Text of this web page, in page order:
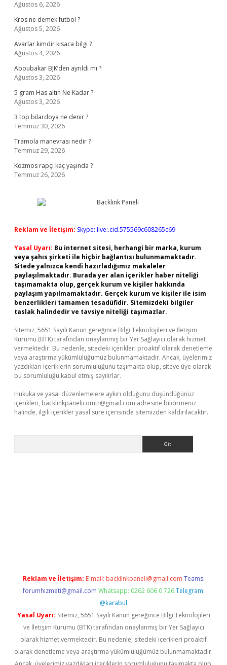
Ağustos 6, 2026
Kros ne demek futbol ?
Ağustos 5, 2026
Avarlar kimdir kısaca bilgi ?
Ağustos 4, 2026
Aboubakar BJK’den ayrıldı mı ?
Ağustos 3, 2026
5 gram Has altın Ne Kadar ?
Ağustos 3, 2026
3 top bilardoya ne denir ?
Temmuz 30, 2026
Tramola manevrası nedir ?
Temmuz 29, 2026
Kozmos rapçi kaç yaşında ?
Temmuz 26, 2026
Reklam ve İletişim: Skype: live:.cid.575569c608265c69
Yasal Uyarı: Bu internet sitesi, herhangi bir marka, kurum
veya şahıs şirketi ile hiçbir bağlantısı bulunmamaktadır.
Sitede yalnızca kendi hazırladığımız makaleler
paylaşılmaktadır. Burada yer alan içerikler haber niteliği
taşımamakta olup, gerçek kurum ve kişiler hakkında
paylaşım yapılmamaktadır. Gerçek kurum ve kişiler ile isim
benzerlikleri tamamen tesadüfidir. Sitemizdeki bilgiler
taslak halindedir ve tavsiye niteliği taşımazlar.
Sitemiz, 5651 Sayılı Kanun gereğince Bilgi Teknolojileri ve İletişim
Kurumu (BTK) tarafından onaylanmış bir Yer Sağlayıcı olarak hizmet
vermektedir. Bu nedenle, sitedeki içerikleri proaktif olarak denetleme
veya araştırma yükümlülüğümüz bulunmamaktadır. Ancak, üyelerimiz
yazdıkları içeriklerin sorumluluğunu taşımakta olup, siteye üye olarak
bu sorumluluğu kabul etmiş sayılırlar.
Hukuka ve yasal düzenlemelere aykırı olduğunu düşündüğünüz
içerikleri, backlinkpanelicomtr@gmail.com adresine bildirmeniz
halinde, ilgili içerikler yasal süre içerisinde sitemizden kaldırılacaktır.
Reklam ve İletişim: E-mail: backlinkpaneli@gmail.com Teams:
forumhizmeti@gmail.com Whatsapp: 0262 606 0 726 Telegram:
@karabul
Yasal Uyarı: Sitemiz, 5651 Sayılı Kanun gereğince Bilgi Teknolojileri
ve İletişim Kurumu (BTK) tarafından onaylanmış bir Yer Sağlayıcı
olarak hizmet vermektedir. Bu nedenle, sitedeki içerikleri proaktif
olarak denetleme veya araştırma yükümlülüğümüz bulunmamaktadır.